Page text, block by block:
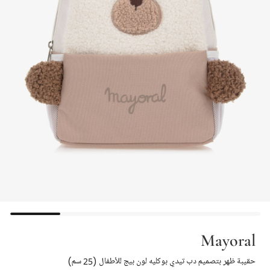
Mayoral
حقيبة ظهر بتصميم دب تيدي بوكليه لون بيج للأطفال (25 سم)